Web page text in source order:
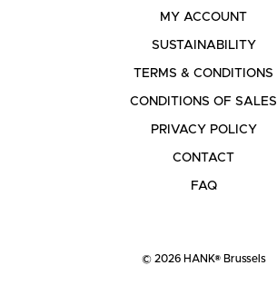
MY ACCOUNT
SUSTAINABILITY
TERMS & CONDITIONS
CONDITIONS OF SALES
PRIVACY POLICY
CONTACT
FAQ
© 2026 HANK® Brussels